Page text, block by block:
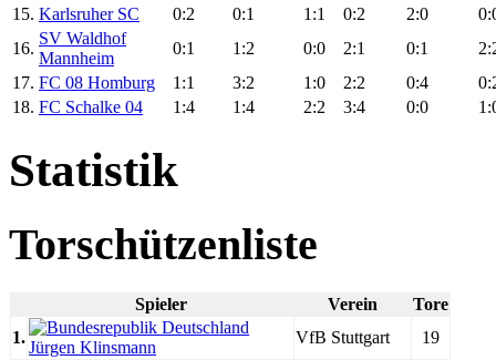
15. Karlsruher SC 0:2 0:1 1:1 0:2 2:0
16.
SV Waldhof
Mannheim
0:1 1:2 0:0 2:1 0:1
17. FC 08 Homburg 1:1 3:2 1:0 2:2 0:4
18. FC Schalke 04 1:4 1:4 2:2 3:4 0:0
Statistik
Torschützenliste
Spieler Verein
Tore
1.
Jürgen Klinsmann
VfB Stuttgart 19